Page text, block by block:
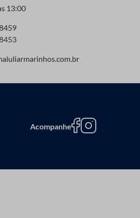
opte por um pano macio
13:00
Acompanhe